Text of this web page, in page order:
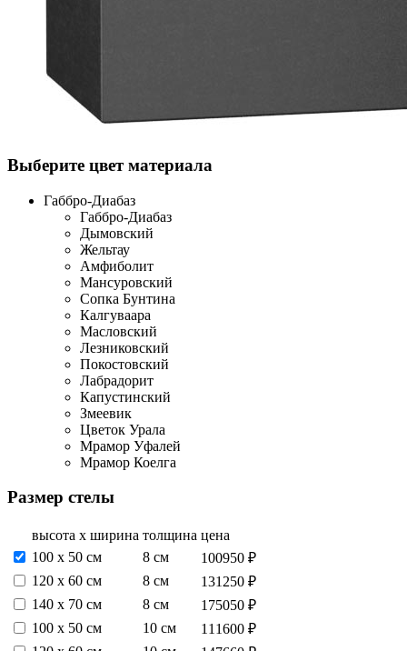
Выберите цвет материала
Габбро-Диабаз
Габбро-Диабаз
Дымовский
Жельтау
Амфиболит
Мансуровский
Сопка Бунтина
Калгуваара
Масловский
Лезниковский
Покостовский
Лабрадорит
Капустинский
Змеевик
Цветок Урала
Мрамор Уфалей
Мрамор Коелга
Размер стелы
высота х ширина толщина цена
100 х 50 см
8 см
100950 ₽
120 х 60 см
8 см
131250 ₽
140 х 70 см
8 см
175050 ₽
100 х 50 см
10 см
111600 ₽